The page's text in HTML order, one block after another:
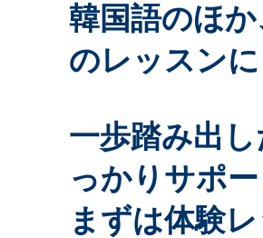
韓国語のほ
のレッスン
一歩踏み出
っかりサポ
まずは体験